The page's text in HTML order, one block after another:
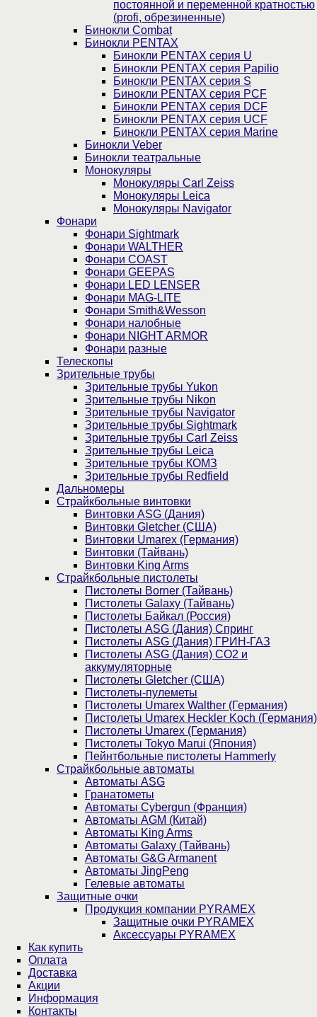
постоянной и переменной кратностью
(profi, обрезиненные)
Бинокли Combat
Бинокли PENTAX
Бинокли PENTAX серия U
Бинокли PENTAX серия Papilio
Бинокли PENTAX серия S
Бинокли PENTAX серия PCF
Бинокли PENTAX серия DCF
Бинокли PENTAX серия UCF
Бинокли PENTAX серия Marine
Бинокли Veber
Бинокли театральные
Монокуляры
Монокуляры Carl Zeiss
Монокуляры Leica
Монокуляры Navigator
Фонари
Фонари Sightmark
Фонари WALTHER
Фонари COAST
Фонари GEEPAS
Фонари LED LENSER
Фонари MAG-LITE
Фонари Smith&Wesson
Фонари налобные
Фонари NIGHT ARMOR
Фонари разные
Телескопы
Зрительные трубы
Зрительные трубы Yukon
Зрительные трубы Nikon
Зрительные трубы Navigator
Зрительные трубы Sightmark
Зрительные трубы Carl Zeiss
Зрительные трубы Leica
Зрительные трубы КОМЗ
Зрительные трубы Redfield
Дальномеры
Страйкбольные винтовки
Винтовки ASG (Дания)
Винтовки Gletcher (США)
Винтовки Umarex (Германия)
Винтовки (Тайвань)
Винтовки King Arms
Страйкбольные пистолеты
Пистолеты Borner (Тайвань)
Пистолеты Galaxy (Тайвань)
Пистолеты Байкал (Россия)
Пистолеты ASG (Дания) Спринг
Пистолеты ASG (Дания) ГРИН-ГАЗ
Пистолеты ASG (Дания) CO2 и
аккумуляторные
Пистолеты Gletcher (США)
Пистолеты-пулеметы
Пистолеты Umarex Walther (Германия)
Пистолеты Umarex Heckler Koch (Германия)
Пистолеты Umarex (Германия)
Пистолеты Tokyo Marui (Япония)
Пейнтбольные пистолеты Hammerly
Страйкбольные автоматы
Автоматы ASG
Гранатометы
Автоматы Cybergun (Франция)
Автоматы AGM (Китай)
Автоматы King Arms
Автоматы Galaxy (Тайвань)
Автоматы G&G Armanent
Автоматы JingPeng
Гелевые автоматы
Защитные очки
Продукция компании PYRAMEX
Защитные очки PYRAMEX
Аксессуары PYRAMEX
Как купить
Оплата
Доставка
Акции
Информация
Контакты